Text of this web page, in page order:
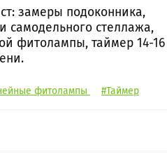
замеры подоконника,
самодельного стеллажа,
фитолампы, таймер 14-16
фитолампы #Таймер